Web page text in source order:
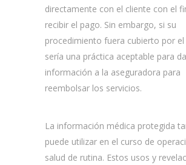
directamente con el cliente con el
recibir el pago. Sin embargo, si su
procedimiento fuera cubierto por el
sería una práctica aceptable para
información a la aseguradora para
reembolsar los servicios.
La información médica protegida
puede utilizar en el curso de
salud de rutina. Estos usos y